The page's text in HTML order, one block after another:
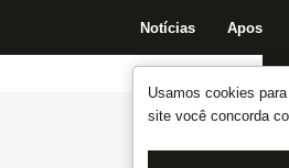
Usamos cookies
site você concorda
Notícias Apostas